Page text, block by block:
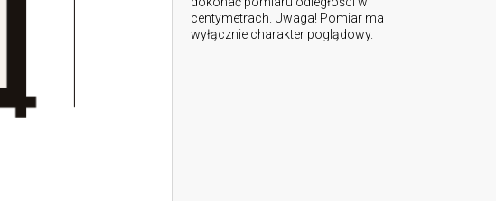
centymetrach. Uwaga! Pomiar ma
wyłącznie charakter poglądowy.